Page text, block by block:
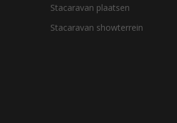
Stacaravan plaatsen
Stacaravan showterrein